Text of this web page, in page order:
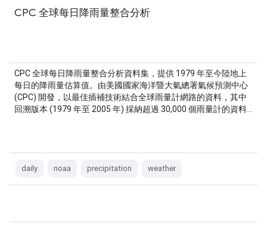
CPC 全球每日降雨量整合分析
CPC 全球每日降雨量整合分析資料集，提供 1979 年至今陸地上
每日的降雨量估算值。由美國國家海洋暨大氣總署氣候預測中心
(CPC) 開發，以最佳插補技術結合全球雨量計網路的資料，其中
回溯版本 (1979 年至 2005 年) 採納超過 30,000 個雨量計的資料…
daily noaa precipitation weather